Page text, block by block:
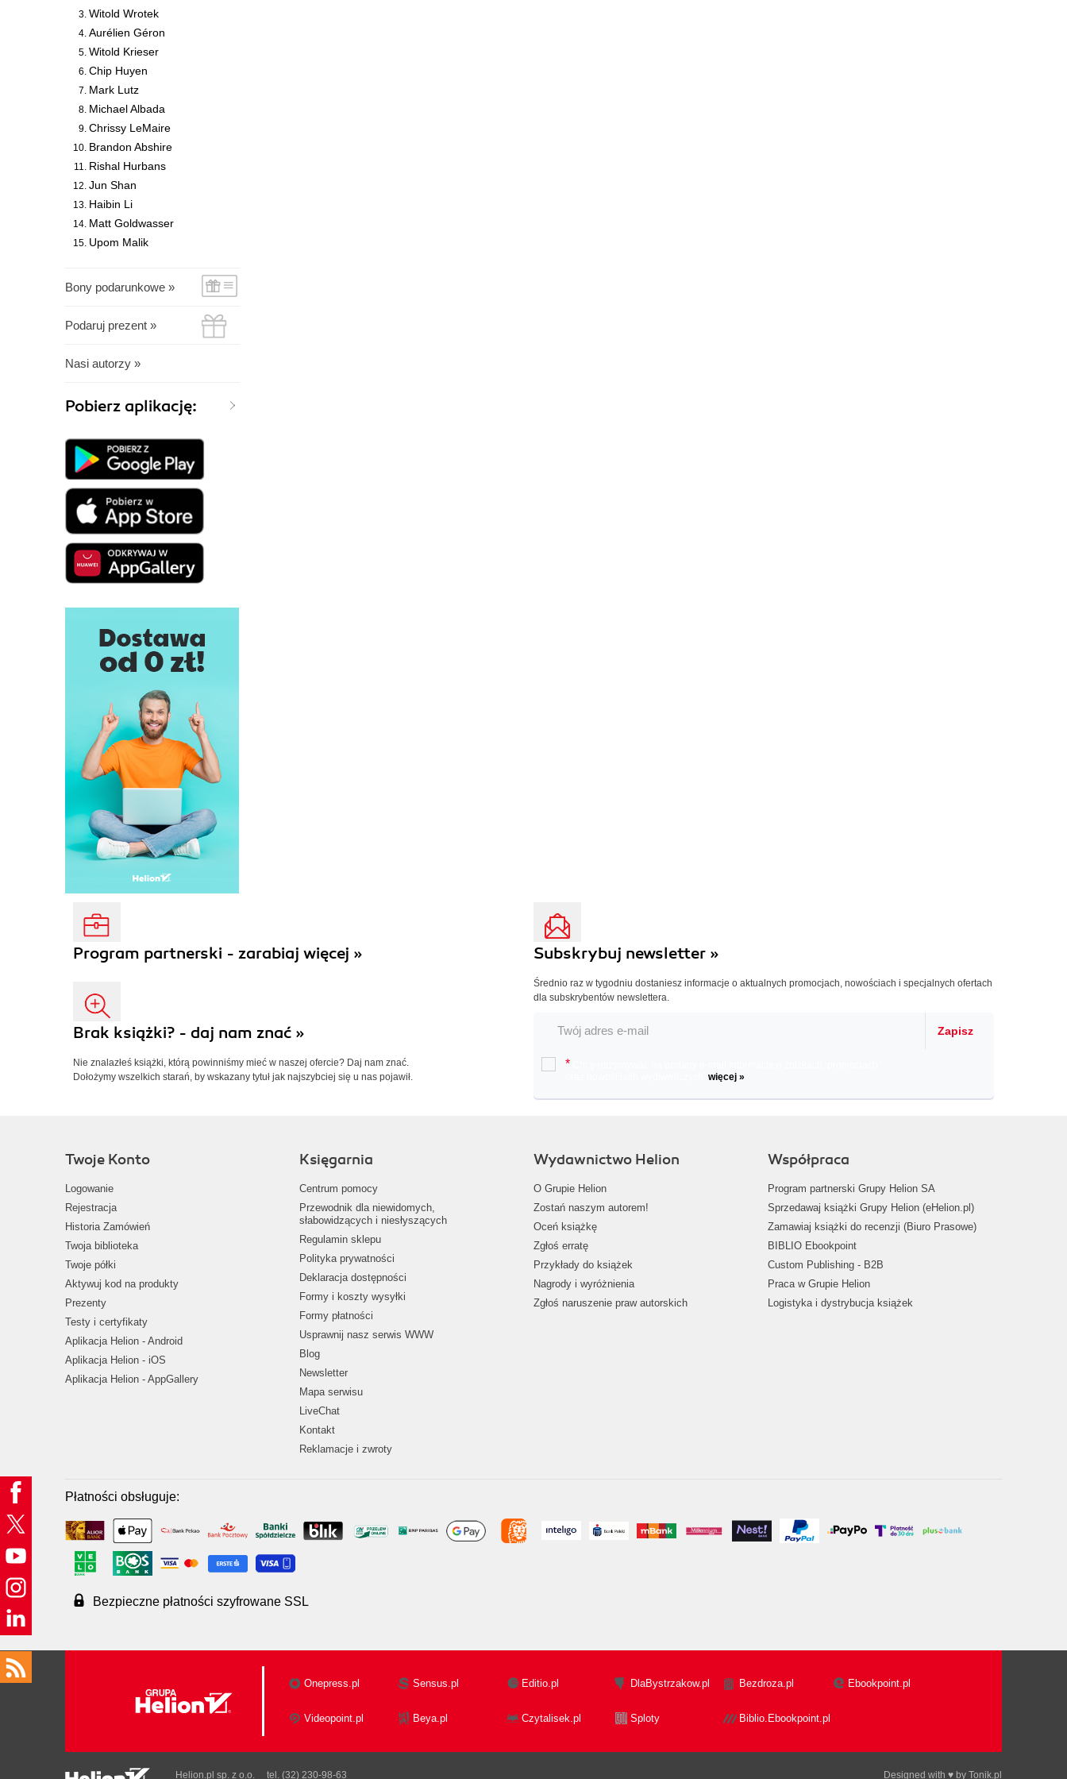
Witold Wrotek
Aurélien Géron
Witold Krieser
Chip Huyen
Mark Lutz
Michael Albada
Chrissy LeMaire
Brandon Abshire
Rishal Hurbans
Jun Shan
Haibin Li
Matt Goldwasser
Upom Malik
Bony podarunkowe »
Podaruj prezent »
Nasi autorzy »
Pobierz aplikację:
Program partnerski - zarabiaj więcej »
Brak książki? - daj nam znać »
Nie znalazłeś książki, którą powinniśmy mieć w naszej ofercie? Daj nam znać.
Dołożymy wszelkich starań, by wskazany tytuł jak najszybciej się u nas pojawił.
Subskrybuj newsletter »
Średnio raz w tygodniu dostaniesz informacje o aktualnych promocjach, nowościach i specjalnych ofertach
dla subskrybentów newslettera.
Zapisz
*
więcej »
Twoje Konto
Logowanie
Rejestracja
Historia Zamówień
Twoja biblioteka
Twoje półki
Aktywuj kod na produkty
Prezenty
Testy i certyfikaty
Aplikacja Helion - Android
Aplikacja Helion - iOS
Aplikacja Helion - AppGallery
Księgarnia
Centrum pomocy
Przewodnik dla niewidomych,
słabowidzących i niesłyszących
Regulamin sklepu
Polityka prywatności
Deklaracja dostępności
Formy i koszty wysyłki
Formy płatności
Usprawnij nasz serwis WWW
Blog
Newsletter
Mapa serwisu
LiveChat
Kontakt
Reklamacje i zwroty
Wydawnictwo Helion
O Grupie Helion
Zostań naszym autorem!
Oceń książkę
Zgłoś erratę
Przykłady do książek
Nagrody i wyróżnienia
Zgłoś naruszenie praw autorskich
Współpraca
Program partnerski Grupy Helion SA
Sprzedawaj książki Grupy Helion (eHelion.pl)
Zamawiaj książki do recenzji (Biuro Prasowe)
BIBLIO Ebookpoint
Custom Publishing - B2B
Praca w Grupie Helion
Logistyka i dystrybucja książek
Płatności obsługuje:
Bezpieczne płatności szyfrowane SSL
Onepress.pl Sensus.pl Editio.pl DlaBystrzakow.pl Bezdroza.pl Ebookpoint.pl
Videopoint.pl Beya.pl Czytalisek.pl Sploty Biblio.Ebookpoint.pl
Designed with ♥ by Tonik.pl
Helion.pl sp. z o.o. tel. (32) 230-98-63